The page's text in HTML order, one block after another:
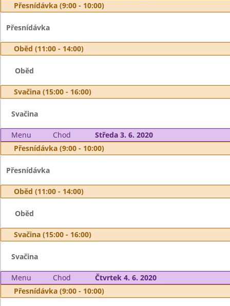
Přesnídávka (9:00 - 10:00)
Přesnídávka
Oběd (11:00 - 14:00)
Oběd
Svačina (15:00 - 16:00)
Svačina
Menu Chod
Středa 3. 6. 2020
Přesnídávka (9:00 - 10:00)
Přesnídávka
Oběd (11:00 - 14:00)
Oběd
Svačina (15:00 - 16:00)
Svačina
Menu Chod
Čtvrtek 4. 6. 2020
Přesnídávka (9:00 - 10:00)